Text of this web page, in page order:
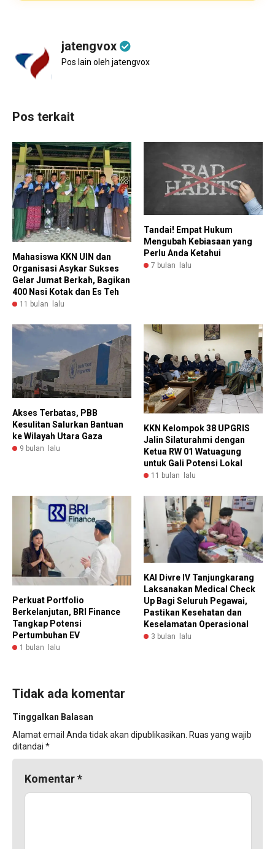
jatengvox
Pos lain oleh jatengvox
Pos terkait
Mahasiswa KKN UIN dan
Organisasi Asykar Sukses
Gelar Jumat Berkah, Bagikan
400 Nasi Kotak dan Es Teh
11 bulan lalu
Tandai! Empat Hukum
Mengubah Kebiasaan yang
Perlu Anda Ketahui
7 bulan lalu
Akses Terbatas, PBB
Kesulitan Salurkan Bantuan
ke Wilayah Utara Gaza
9 bulan lalu
KKN Kelompok 38 UPGRIS
Jalin Silaturahmi dengan
Ketua RW 01 Watuagung
untuk Gali Potensi Lokal
11 bulan lalu
Perkuat Portfolio
Berkelanjutan, BRI Finance
Tangkap Potensi
Pertumbuhan EV
1 bulan lalu
KAI Divre IV Tanjungkarang
Laksanakan Medical Check
Up Bagi Seluruh Pegawai,
Pastikan Kesehatan dan
Keselamatan Operasional
3 bulan lalu
Tidak ada komentar
Tinggalkan Balasan
Alamat email Anda tidak akan dipublikasikan. Ruas yang wajib
ditandai *
Komentar*